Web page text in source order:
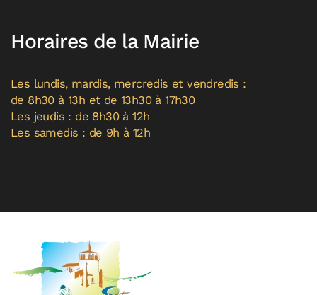
Horaires de la Mairie
Les lundis, mardis, mercredis et vendredis :
de 8h30 à 13h et de 13h30 à 17h30
Les jeudis : de 8h30 à 12h
Les samedis : de 9h à 12h